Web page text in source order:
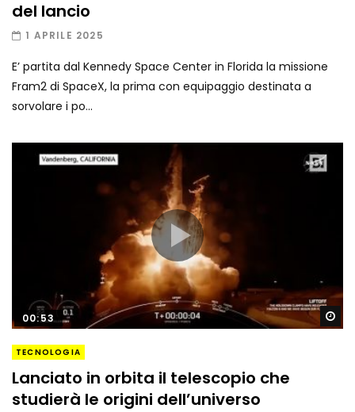
del lancio
1 APRILE 2025
E’ partita dal Kennedy Space Center in Florida la missione
Fram2 di SpaceX, la prima con equipaggio destinata a
sorvolare i po...
00:53
TECNOLOGIA
Lanciato in orbita il telescopio che
studierà le origini dell’universo